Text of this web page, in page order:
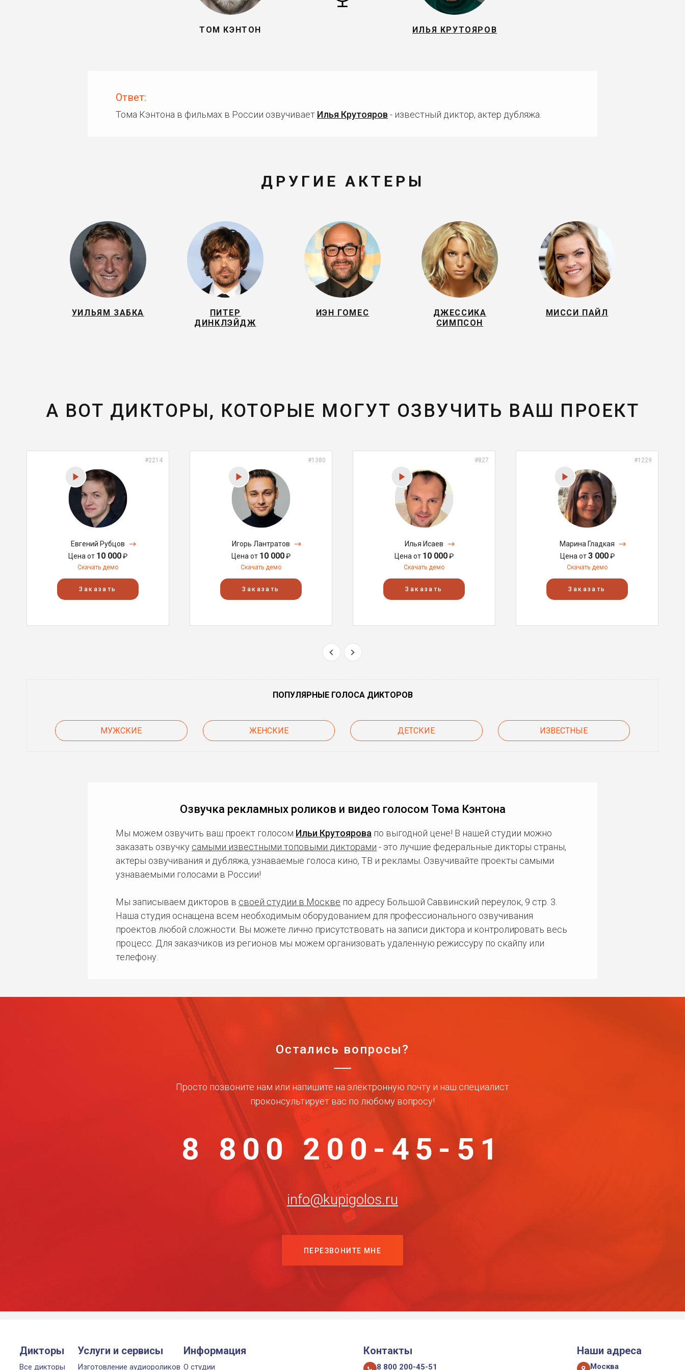
ТОМ КЭНТОН ИЛЬЯ КРУТОЯРОВ
Ответ:
Тома Кэнтона в фильмах в России озвучивает Илья Крутояров - известный диктор, актер дубляжа.
ДРУГИЕ АКТЕРЫ
УИЛЬЯМ ЗАБКА
ПИТЕР
ДИНКЛЭЙДЖ
ИЭН ГОМЕС
ДЖЕССИКА
СИМПСОН
МИССИ ПАЙЛ
А ВОТ ДИКТОРЫ, КОТОРЫЕ МОГУТ ОЗВУЧИТЬ ВАШ ПРОЕКТ
#2214
Евгений Рубцов
Цена от 10 000₽
Скачать демо
Заказать
#1380
Игорь Лантратов
Цена от 10 000₽
Скачать демо
Заказать
#827
Илья Исаев
Цена от 10 000₽
Скачать демо
Заказать
#1229
Марина Гладкая
Цена от3 000₽
Скачать демо
Заказать
ПОПУЛЯРНЫЕ ГОЛОСА ДИКТОРОВ
МУЖСКИЕ ЖЕНСКИЕ ДЕТСКИЕ ИЗВЕСТНЫЕ
Озвучка рекламных роликов и видео голосом Тома Кэнтона
Мы можем озвучить ваш проект голосом Ильи Крутоярова по выгодной цене! В нашей студии можно
заказать озвучку самыми известными топовыми дикторами - это лучшие федеральные дикторы страны,
актеры озвучивания и дубляжа, узнаваемые голоса кино, ТВ и рекламы. Озвучивайте проекты самыми
узнаваемыми голосами в России!
Мы записываем дикторов в своей студии в Москве по адресу Большой Саввинский переулок, 9 стр. 3.
Наша студия оснащена всем необходимым оборудованием для профессионального озвучивания
проектов любой сложности. Вы можете лично присутствовать на записи диктора и контролировать весь
процесс. Для заказчиков из регионов мы можем организовать удаленную режиссуру по скайпу или
телефону.
Остались вопросы?
Просто позвоните нам или напишите на электронную почту и наш специалист
проконсультирует вас по любому вопросу!
8 800 200-45-51
info@kupigolos.ru
ПЕРЕЗВОНИТЕ МНЕ
Дикторы
Все дикторы
Услуги и сервисы
Изготовление аудиороликов
Информация
О студии
Контакты
8 800 200-45-51
Наши адреса
Москва